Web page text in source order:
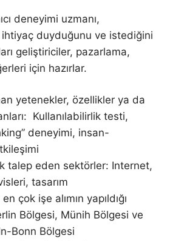
deneyimi uzmanı,
ihtiyaç duyduğunu ve istediğini
geliştiriciler, pazarlama,
için hazırlar.
yetenekler, özellikler ya da
Kullanılabilirlik testi,
deneyimi, insan-
talep eden sektörler: Internet,
tasarım
çok işe alımın yapıldığı
Bölgesi, Münih Bölgesi ve
Bonn Bölgesi